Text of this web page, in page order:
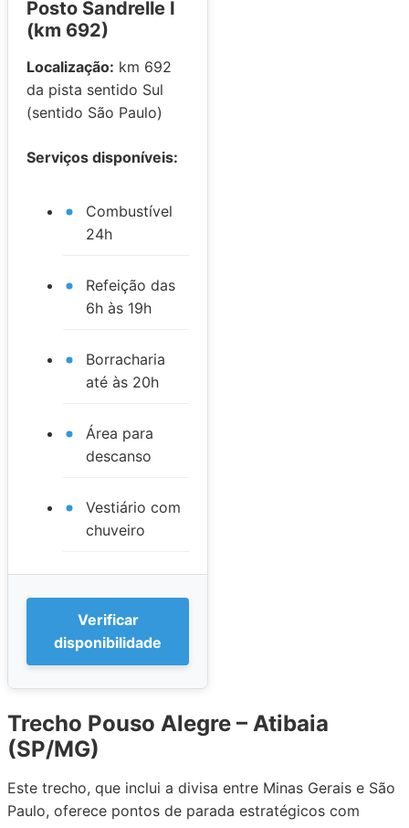
Posto Sandrelle I
(km 692)
Localização: km 692
da pista sentido Sul
(sentido São Paulo)
Serviços disponíveis:
Combustível
24h
Refeição das
6h às 19h
Borracharia
até às 20h
Área para
descanso
Vestiário com
chuveiro
Verificar
disponibilidade
Trecho Pouso Alegre – Atibaia
(SP/MG)
Este trecho, que inclui a divisa entre Minas Gerais e São
Paulo, oferece pontos de parada estratégicos com